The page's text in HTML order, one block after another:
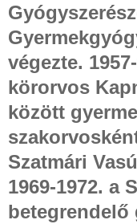
végezte.
körorvos
között
Szatmári
1969-1972. a
betegrendelő